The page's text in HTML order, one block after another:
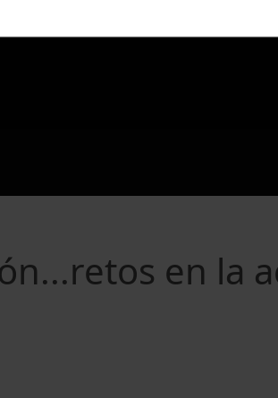
en la